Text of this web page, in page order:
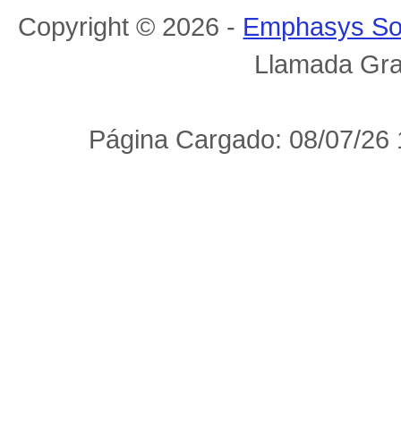
Copyright © 2026 - Emphasys
Llamada
Página Cargado: 08/07/